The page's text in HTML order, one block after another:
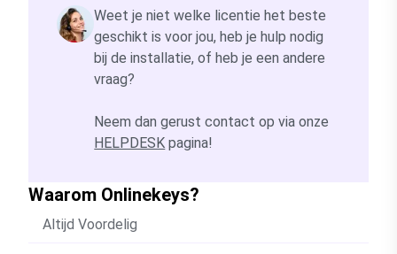
Weet je niet welke licentie het beste
geschikt is voor jou, heb je hulp nodig
bij de installatie, of heb je een andere
vraag?
Neem dan gerust contact op via onze
HELPDESK pagina!
Waarom Onlinekeys?
Altijd Voordelig